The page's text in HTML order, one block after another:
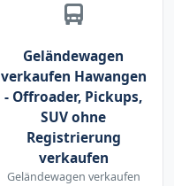
Geländewagen
verkaufen Hawangen
- Offroader, Pickups,
SUV ohne
Registrierung
verkaufen
Geländewagen verkaufen